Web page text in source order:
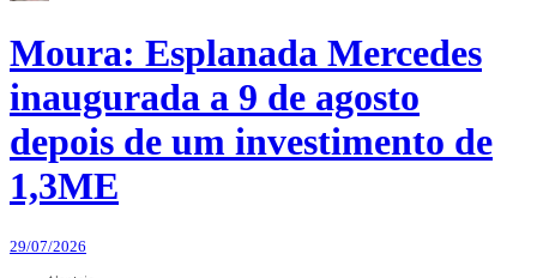
Moura: Esplanada Mercedes
inaugurada a 9 de agosto
depois de um investimento de
1,3ME
29/07/2026